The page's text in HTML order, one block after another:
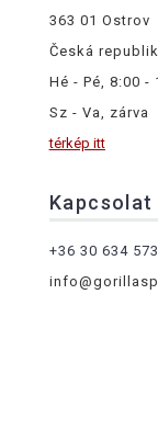
363 01 Ostrov
Česká
Hé - Pé, 8:00 -
Sz - Va, zárva
térkép itt
Kapcsolat
+36 30 634